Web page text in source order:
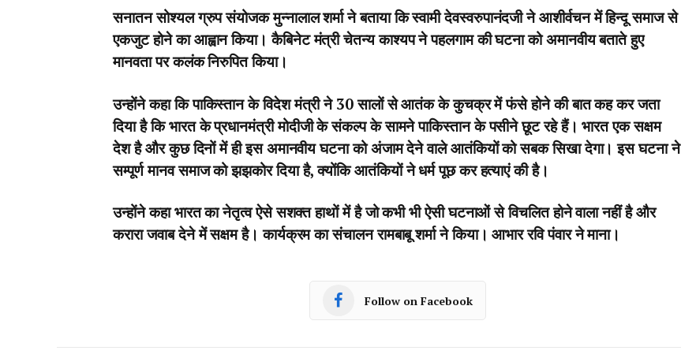
सनातन सोश्यल ग्रुप संयोजक मुन्नालाल शर्मा ने बताया कि स्वामी देवस्वरुपानंदजी ने आशीर्वचन में हिन्दू समाज से
एकजुट होने का आह्वान किया। कैबिनेट मंत्री चेतन्य काश्यप ने पहलगाम की घटना को अमानवीय बताते हुए
मानवता पर कलंक निरुपित किया।
उन्होंने कहा कि पाकिस्तान के विदेश मंत्री ने 30 सालों से आतंक के कुचक्र में फंसे होने की बात कह कर जता
दिया है कि भारत के प्रधानमंत्री मोदीजी के संकल्प के सामने पाकिस्तान के पसीने छूट रहे हैं। भारत एक सक्षम
देश है और कुछ दिनों में ही इस अमानवीय घटना को अंजाम देने वाले आतंकियों को सबक सिखा देगा। इस घटना ने
सम्पूर्ण मानव समाज को झझकोर दिया है, क्योंकि आतंकियों ने धर्म पूछ कर हत्याएं की है।
उन्होंने कहा भारत का नेतृत्व ऐसे सशक्त हाथों में है जो कभी भी ऐसी घटनाओं से विचलित होने वाला नहीं है और
करारा जवाब देने में सक्षम है। कार्यक्रम का संचालन रामबाबू शर्मा ने किया। आभार रवि पंवार ने माना।
Follow on Facebook